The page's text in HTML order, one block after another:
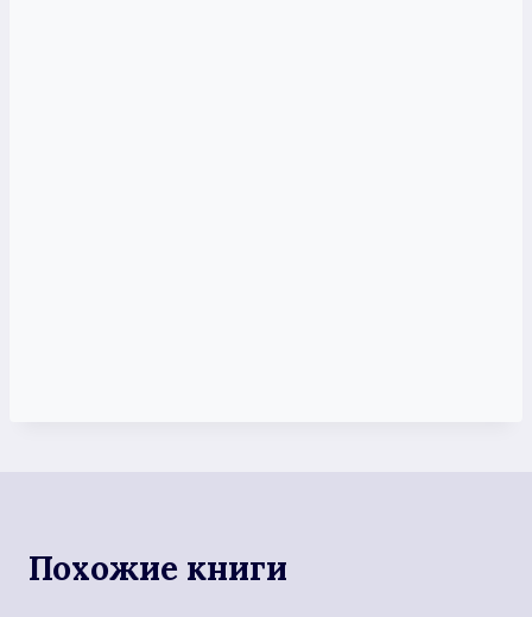
Похожие книги